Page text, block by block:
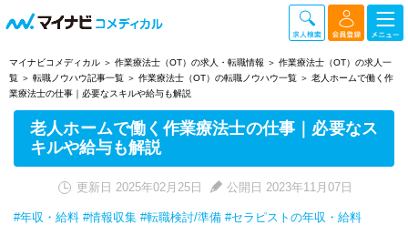
マイナビコメディカル 作業療法士（OT）の求人・転職情報
作業療法士（OT）の求人一
覧
転職ノウハウ記事一覧 作業療法士（OT）の転職ノウハウ一覧
老人ホームで働く作
業療法士の仕事｜必要なスキルや給与も解説
老人ホームで働く作業療法士の仕事｜必要なス
キルや給与も解説
更新日 2025年02月25日 公開日 2023年11月07日
#年収・給料 #情報収集 #転職検討/準備 #セラピストの年収・給料